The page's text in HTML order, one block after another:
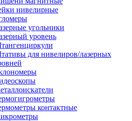
нивелирные
угольники
уровень
для нивелиров/лазерных
контактные